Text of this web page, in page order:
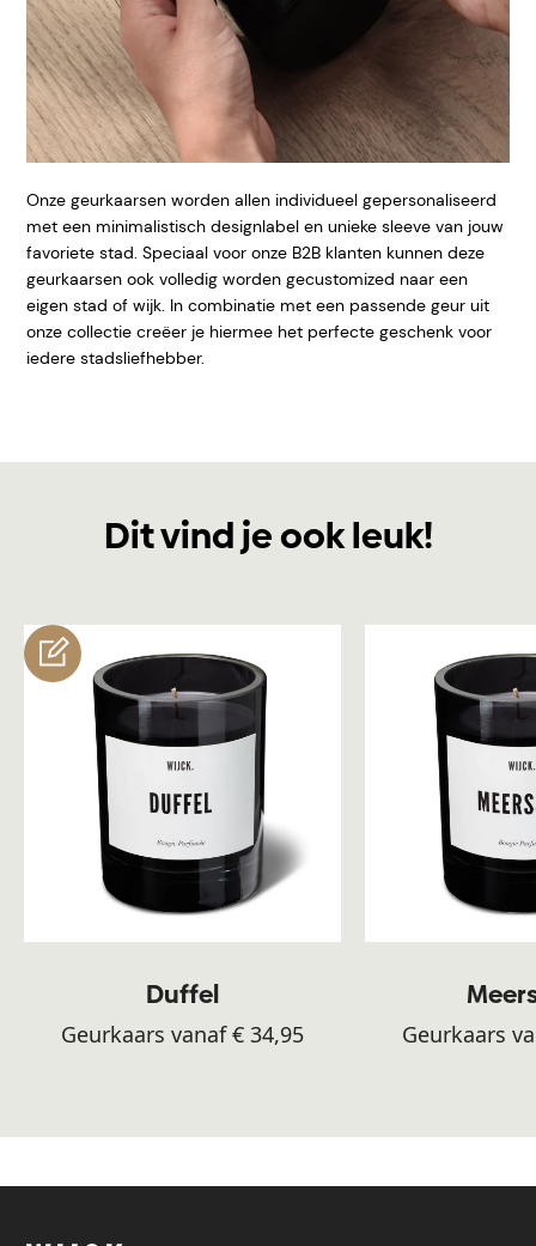
Onze geurkaarsen worden allen individueel gepersonaliseerd
met een minimalistisch designlabel en unieke sleeve van jouw
favoriete stad. Speciaal voor onze B2B klanten kunnen deze
geurkaarsen ook volledig worden gecustomized naar een
eigen stad of wijk. In combinatie met een passende geur uit
onze collectie creëer je hiermee het perfecte geschenk voor
iedere stadsliefhebber.
Dit vind je ook leuk!
customize
Duffel
Geurkaars vanaf € 34,95 Geurkaars